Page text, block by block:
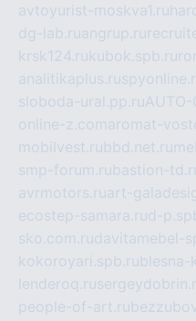
avtoyurist-moskva1.ru
dg-lab.ruangrup.ru
krsk124.rukubok.spb.ru
analitikaplus.ru
sloboda-ural.pp.ruAUTO-
online-z.comaromat-
mobilvest.rubbd.net.ru
smp-forum.rubastion-
avrmotors.ruart-
ecostep-samara.rud-
sko.com.rudavitamebel-
kokoroyari.spb.rublesna-
lenderoq.ru
people-of-art.ru